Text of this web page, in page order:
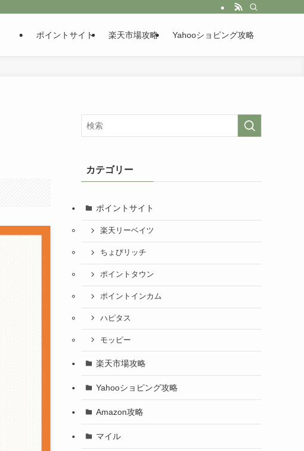
ポイントサイト 楽天市場攻略 Yahooショピング攻略
カテゴリー
ポイントサイト
楽天リーベイツ
ちょびリッチ
ポイントタウン
ポイントインカム
ハピタス
モッピー
楽天市場攻略
Yahooショピング攻略
Amazon攻略
マイル